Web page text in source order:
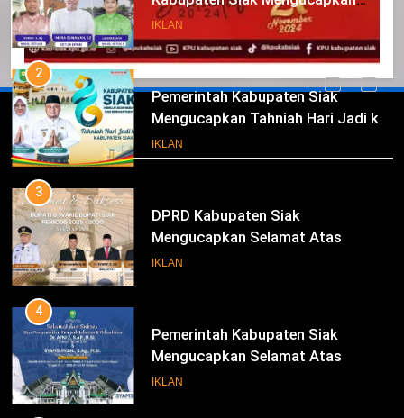
Iklan
Tahniah Hari Jadi Kabupaten Siak
Ke- 26
IKLAN
2
Pemerintah Kabupaten Siak
Mengucapkan Tahniah Hari Jadi ke-
26 Kabupaten Siak
IKLAN
3
DPRD Kabupaten Siak
Mengucapkan Selamat Atas
Pengambilan Sumpah Jabatan
IKLAN
4
Pemerintah Kabupaten Siak
Mengucapkan Selamat Atas
Pengambilan Sumpah Jabatan
IKLAN